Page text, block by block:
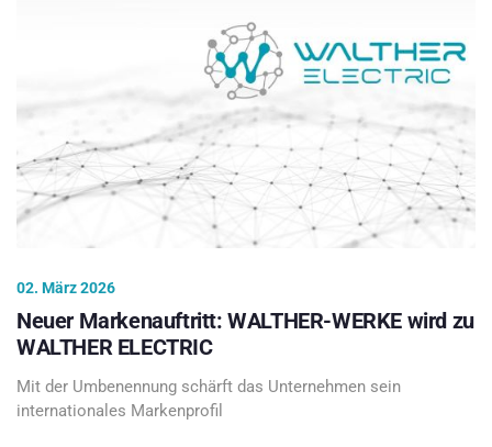
02. März 2026
Neuer Markenauftritt: WALTHER-WERKE wird zu
WALTHER ELECTRIC
Mit der Umbenennung schärft das Unternehmen sein
internationales Markenprofil